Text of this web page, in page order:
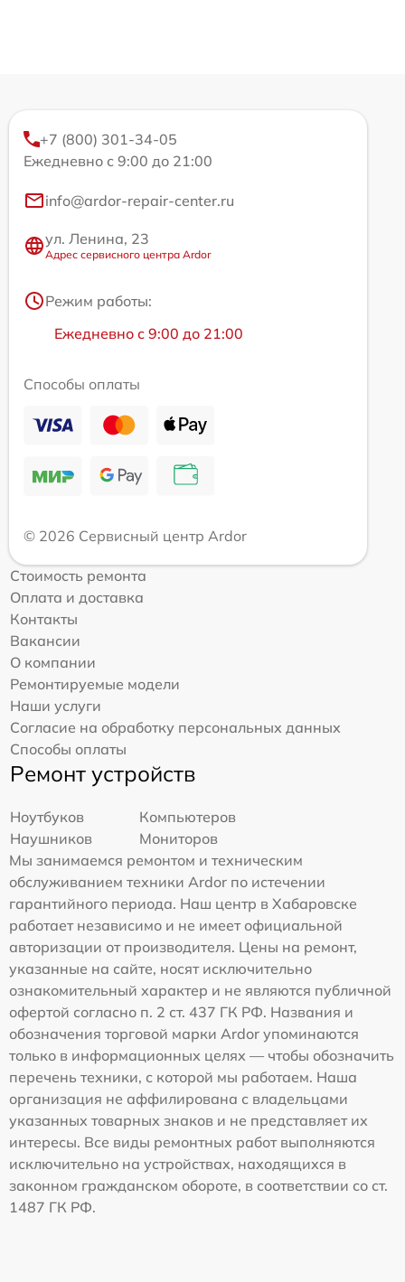
+7 (800) 301-34-05
Ежедневно с 9:00 до 21:00
info@ardor-repair-center.ru
ул. Ленина, 23
Адрес сервисного центра Ardor
Режим работы:
Ежедневно с 9:00 до 21:00
Способы оплаты
© 2026 Сервисный центр Ardor
Стоимость ремонта
Оплата и доставка
Контакты
Вакансии
О компании
Ремонтируемые модели
Наши услуги
Согласие на обработку персональных данных
Способы оплаты
Ремонт устройств
Ноутбуков
Компьютеров
Наушников
Мониторов
Мы занимаемся ремонтом и техническим
обслуживанием техники Ardor по истечении
гарантийного периода. Наш центр в Хабаровске
работает независимо и не имеет официальной
авторизации от производителя. Цены на ремонт,
указанные на сайте, носят исключительно
ознакомительный характер и не являются публичной
офертой согласно п. 2 ст. 437 ГК РФ. Названия и
обозначения торговой марки Ardor упоминаются
только в информационных целях — чтобы обозначить
перечень техники, с которой мы работаем. Наша
организация не аффилирована с владельцами
указанных товарных знаков и не представляет их
интересы. Все виды ремонтных работ выполняются
исключительно на устройствах, находящихся в
законном гражданском обороте, в соответствии со ст.
1487 ГК РФ.